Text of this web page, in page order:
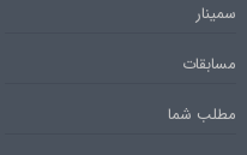
سمینار
مسابقات
مطلب شما